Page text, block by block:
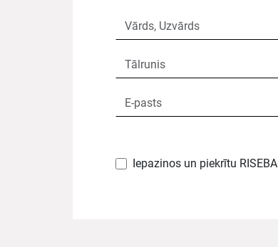
Iepazinos un piekrītu RISEBA